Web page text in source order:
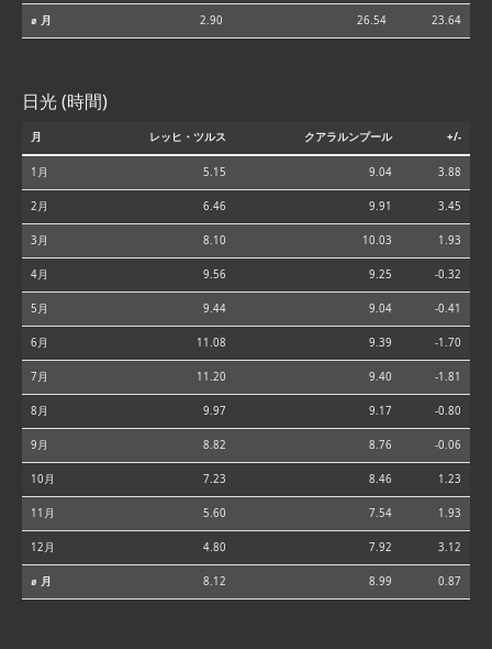
⌀ 月 2.90 26.54 23.64
日光 (時間)
月 レッヒ・ツルス クアラルンプール +/-
1月 5.15 9.04 3.88
2月 6.46 9.91 3.45
3月 8.10 10.03 1.93
4月 9.56 9.25 -0.32
5月 9.44 9.04 -0.41
6月 11.08 9.39 -1.70
7月 11.20 9.40 -1.81
8月 9.97 9.17 -0.80
9月 8.82 8.76 -0.06
10月 7.23 8.46 1.23
11月 5.60 7.54 1.93
12月 4.80 7.92 3.12
⌀ 月 8.12 8.99 0.87